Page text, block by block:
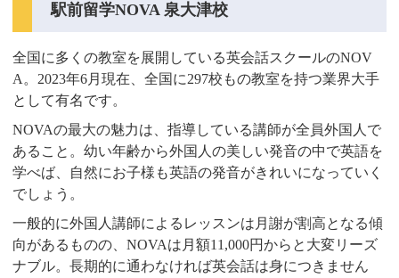
駅前留学NOVA 泉大津校
全国に多くの教室を展開している英会話スクールのNOV
A。2023年6月現在、全国に297校もの教室を持つ業界大手
として有名です。
NOVAの最大の魅力は、指導している講師が全員外国人で
あること。幼い年齢から外国人の美しい発音の中で英語を
学べば、自然にお子様も英語の発音がきれいになっていく
でしょう。
一般的に外国人講師によるレッスンは月謝が割高となる傾
向があるものの、NOVAは月額11,000円からと大変リーズ
ナブル。長期的に通わなければ英会話は身につきません